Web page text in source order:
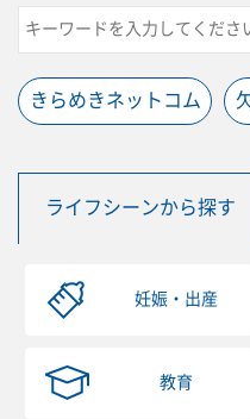
きらめきネットコム
ライフシーンから探す
妊娠・出産
教育